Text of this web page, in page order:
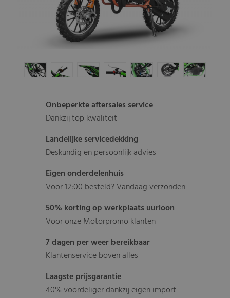
Onbeperkte aftersales service
Dankzij top kwaliteit
Landelijke servicedekking
Deskundig en persoonlijk advies
Eigen onderdelenhuis
Voor 12:00 besteld? Vandaag verzonden
50% korting op werkplaats uurloon
Voor onze Motorpromo klanten
7 dagen per weer bereikbaar
Klantenservice boven alles
Laagste prijsgarantie
40% voordeliger dankzij eigen import